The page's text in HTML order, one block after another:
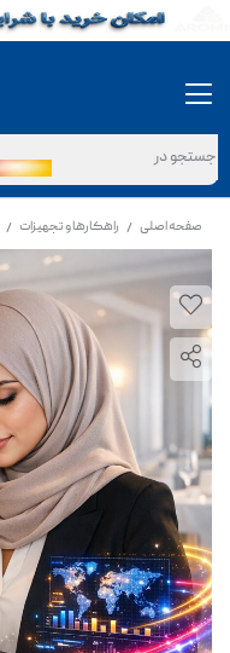
صفحه اصلی / راهکارها و تجهیزات /